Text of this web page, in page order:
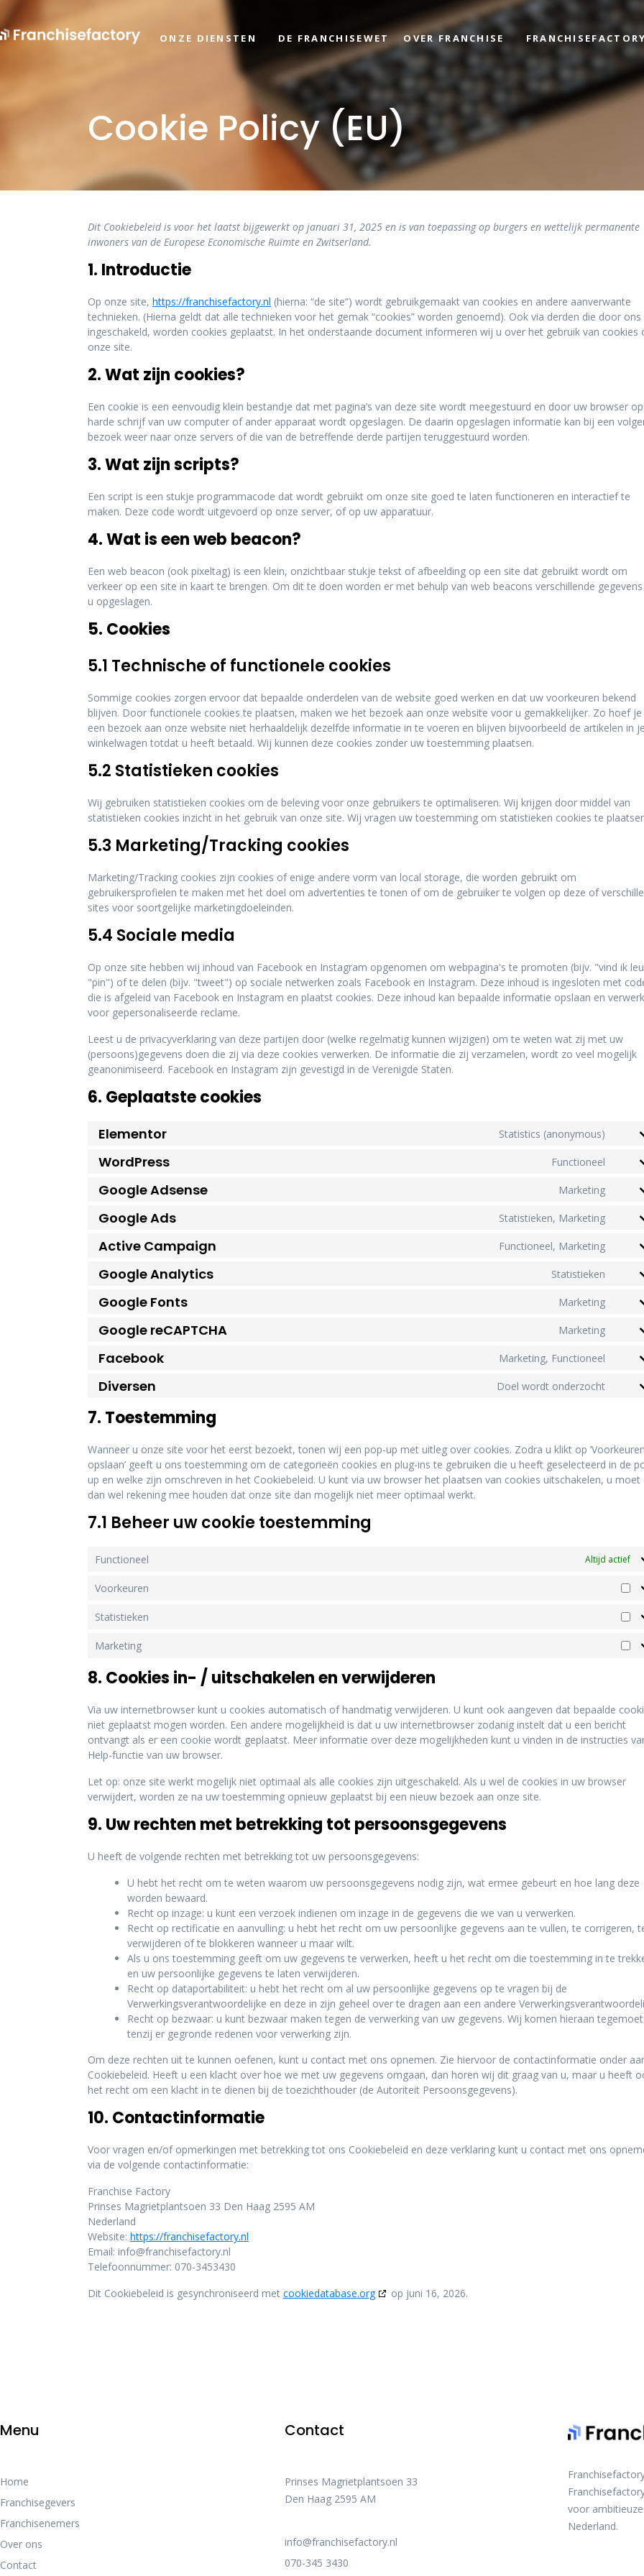
ONZE DIENSTEN DE FRANCHISEWET OVER FRANCHISE FRANCHISEFACTORY
Cookie Policy (EU)
Dit Cookiebeleid is voor het laatst bijgewerkt op januari 31, 2025 en is van toepassing op burgers en wettelijk permanente
inwoners van de Europese Economische Ruimte en Zwitserland.
1. Introductie
Op onze site, https://franchisefactory.nl (hierna: “de site”) wordt gebruikgemaakt van cookies en andere aanverwante
technieken. (Hierna geldt dat alle technieken voor het gemak “cookies” worden genoemd). Ook via derden die door ons
ingeschakeld, worden cookies geplaatst. In het onderstaande document informeren wij u over het gebruik van cookies
onze site.
2. Wat zijn cookies?
Een cookie is een eenvoudig klein bestandje dat met pagina’s van deze site wordt meegestuurd en door uw browser
harde schrijf van uw computer of ander apparaat wordt opgeslagen. De daarin opgeslagen informatie kan bij een
bezoek weer naar onze servers of die van de betreffende derde partijen teruggestuurd worden.
3. Wat zijn scripts?
Een script is een stukje programmacode dat wordt gebruikt om onze site goed te laten functioneren en interactief te
maken. Deze code wordt uitgevoerd op onze server, of op uw apparatuur.
4. Wat is een web beacon?
Een web beacon (ook pixeltag) is een klein, onzichtbaar stukje tekst of afbeelding op een site dat gebruikt wordt om
verkeer op een site in kaart te brengen. Om dit te doen worden er met behulp van web beacons verschillende gegevens
u opgeslagen.
5. Cookies
5.1 Technische of functionele cookies
Sommige cookies zorgen ervoor dat bepaalde onderdelen van de website goed werken en dat uw voorkeuren bekend
blijven. Door functionele cookies te plaatsen, maken we het bezoek aan onze website voor u gemakkelijker. Zo hoef je
een bezoek aan onze website niet herhaaldelijk dezelfde informatie in te voeren en blijven bijvoorbeeld de artikelen in je
winkelwagen totdat u heeft betaald. Wij kunnen deze cookies zonder uw toestemming plaatsen.
5.2 Statistieken cookies
Wij gebruiken statistieken cookies om de beleving voor onze gebruikers te optimaliseren. Wij krijgen door middel van
statistieken cookies inzicht in het gebruik van onze site. Wij vragen uw toestemming om statistieken cookies te
5.3 Marketing/Tracking cookies
Marketing/Tracking cookies zijn cookies of enige andere vorm van local storage, die worden gebruikt om
gebruikersprofielen te maken met het doel om advertenties te tonen of om de gebruiker te volgen op deze of
sites voor soortgelijke marketingdoeleinden.
5.4 Sociale media
Op onze site hebben wij inhoud van Facebook en Instagram opgenomen om webpagina's te promoten (bijv. "vind ik
"pin") of te delen (bijv. "tweet") op sociale netwerken zoals Facebook en Instagram. Deze inhoud is ingesloten met
die is afgeleid van Facebook en Instagram en plaatst cookies. Deze inhoud kan bepaalde informatie opslaan en
voor gepersonaliseerde reclame.
Leest u de privacyverklaring van deze partijen door (welke regelmatig kunnen wijzigen) om te weten wat zij met uw
(persoons)gegevens doen die zij via deze cookies verwerken. De informatie die zij verzamelen, wordt zo veel mogelijk
geanonimiseerd. Facebook en Instagram zijn gevestigd in de Verenigde Staten.
6. Geplaatste cookies
Elementor Statistics (anonymous)
WordPress Functioneel
Google Adsense Marketing
Google Ads Statistieken, Marketing
Active Campaign Functioneel, Marketing
Google Analytics Statistieken
Google Fonts Marketing
Google reCAPTCHA Marketing
Facebook Marketing, Functioneel
Diversen Doel wordt onderzocht
7. Toestemming
Wanneer u onze site voor het eerst bezoekt, tonen wij een pop-up met uitleg over cookies. Zodra u klikt op ‘Voorkeuren
opslaan’ geeft u ons toestemming om de categorieën cookies en plug-ins te gebruiken die u heeft geselecteerd in de
up en welke zijn omschreven in het Cookiebeleid. U kunt via uw browser het plaatsen van cookies uitschakelen, u moet
dan wel rekening mee houden dat onze site dan mogelijk niet meer optimaal werkt.
7.1 Beheer uw cookie toestemming
Functioneel Altijd actief
Voorkeuren
Statistieken
Marketing
8. Cookies in- / uitschakelen en verwijderen
Via uw internetbrowser kunt u cookies automatisch of handmatig verwijderen. U kunt ook aangeven dat bepaalde
niet geplaatst mogen worden. Een andere mogelijkheid is dat u uw internetbrowser zodanig instelt dat u een bericht
ontvangt als er een cookie wordt geplaatst. Meer informatie over deze mogelijkheden kunt u vinden in de instructies
Help-functie van uw browser.
Let op: onze site werkt mogelijk niet optimaal als alle cookies zijn uitgeschakeld. Als u wel de cookies in uw browser
verwijdert, worden ze na uw toestemming opnieuw geplaatst bij een nieuw bezoek aan onze site.
9. Uw rechten met betrekking tot persoonsgegevens
U heeft de volgende rechten met betrekking tot uw persoonsgegevens:
U hebt het recht om te weten waarom uw persoonsgegevens nodig zijn, wat ermee gebeurt en hoe lang deze
worden bewaard.
Recht op inzage: u kunt een verzoek indienen om inzage in de gegevens die we van u verwerken.
Recht op rectificatie en aanvulling: u hebt het recht om uw persoonlijke gegevens aan te vullen, te corrigeren,
verwijderen of te blokkeren wanneer u maar wilt.
Als u ons toestemming geeft om uw gegevens te verwerken, heeft u het recht om die toestemming in te
en uw persoonlijke gegevens te laten verwijderen.
Recht op dataportabiliteit: u hebt het recht om al uw persoonlijke gegevens op te vragen bij de
Verwerkingsverantwoordelijke en deze in zijn geheel over te dragen aan een andere
Recht op bezwaar: u kunt bezwaar maken tegen de verwerking van uw gegevens. Wij komen hieraan
tenzij er gegronde redenen voor verwerking zijn.
Om deze rechten uit te kunnen oefenen, kunt u contact met ons opnemen. Zie hiervoor de contactinformatie onder
Cookiebeleid. Heeft u een klacht over hoe we met uw gegevens omgaan, dan horen wij dit graag van u, maar u heeft
het recht om een klacht in te dienen bij de toezichthouder (de Autoriteit Persoonsgegevens).
10. Contactinformatie
Voor vragen en/of opmerkingen met betrekking tot ons Cookiebeleid en deze verklaring kunt u contact met ons
via de volgende contactinformatie:
Franchise Factory
Prinses Magrietplantsoen 33 Den Haag 2595 AM
Nederland
Website: https://franchisefactory.nl
Email: info@franchisefactory.nl
Telefoonnummer: 070-3453430
Dit Cookiebeleid is gesynchroniseerd met cookiedatabase.org op juni 16, 2026.
Menu
Home
Franchisegevers
Franchisenemers
Over ons
Contact
Contact
Prinses Magrietplantsoen 33
Den Haag 2595 AM
info@franchisefactory.nl
070-345 3430
voor
Nederland.